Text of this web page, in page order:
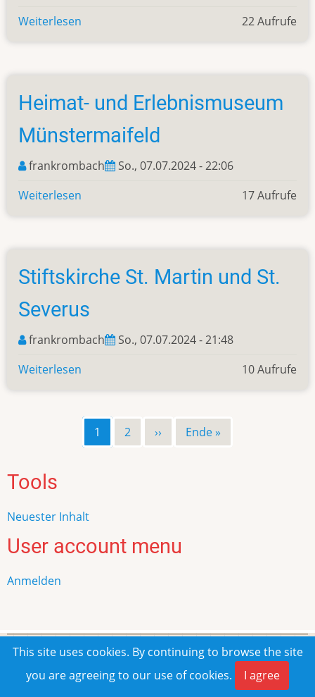
Weiterlesen
22 Aufrufe
Heimat- und Erlebnismuseum
Münstermaifeld
frankrombach
So., 07.07.2024 - 22:06
Weiterlesen
Erlebnismuseum
Münstermaifeld
17 Aufrufe
Stiftskirche St. Martin und St.
Severus
frankrombach
So., 07.07.2024 - 21:48
Weiterlesen
Martin
und
10 Aufrufe
Seitennummerierung
Page
1 Page
2
Nächste
Seite
››
Letzte
Seite
Ende »
Tools
Neuester Inhalt
User account menu
Anmelden
© 2026 Frank Rombach, All rights reserved.
This site uses cookies. By continuing to browse the site
you are agreeing to our use of cookies.
I agree